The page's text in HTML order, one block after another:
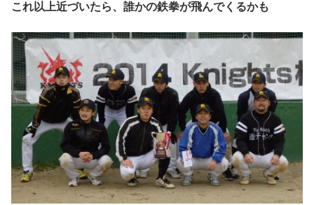
これ以上近づいたら、誰かの鉄拳が飛んでくるかも